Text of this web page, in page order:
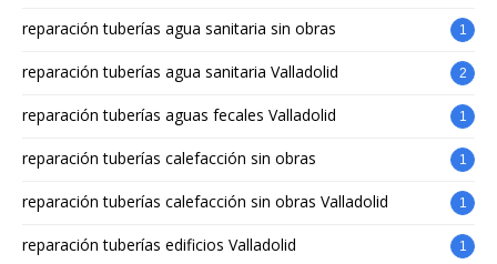
reparación tuberías agua sanitaria sin obras 1
reparación tuberías agua sanitaria Valladolid 2
reparación tuberías aguas fecales Valladolid 1
reparación tuberías calefacción sin obras 1
reparación tuberías calefacción sin obras Valladolid 1
reparación tuberías edificios Valladolid 1